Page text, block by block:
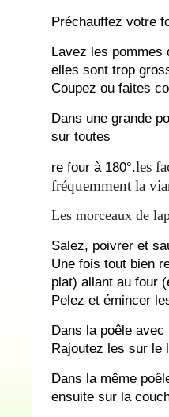
Préchauffez votre
Lavez les pommes
elles sont trop
Coupez ou faites
Dans une grande
sur toutes
re four à 180°.les
fréquemment la
Les morceaux de
Salez, poivrer et
Une fois tout bien
plat) allant au four
Pelez et émincer
Dans la poêle avec
Rajoutez les sur le
Dans la même
ensuite sur la